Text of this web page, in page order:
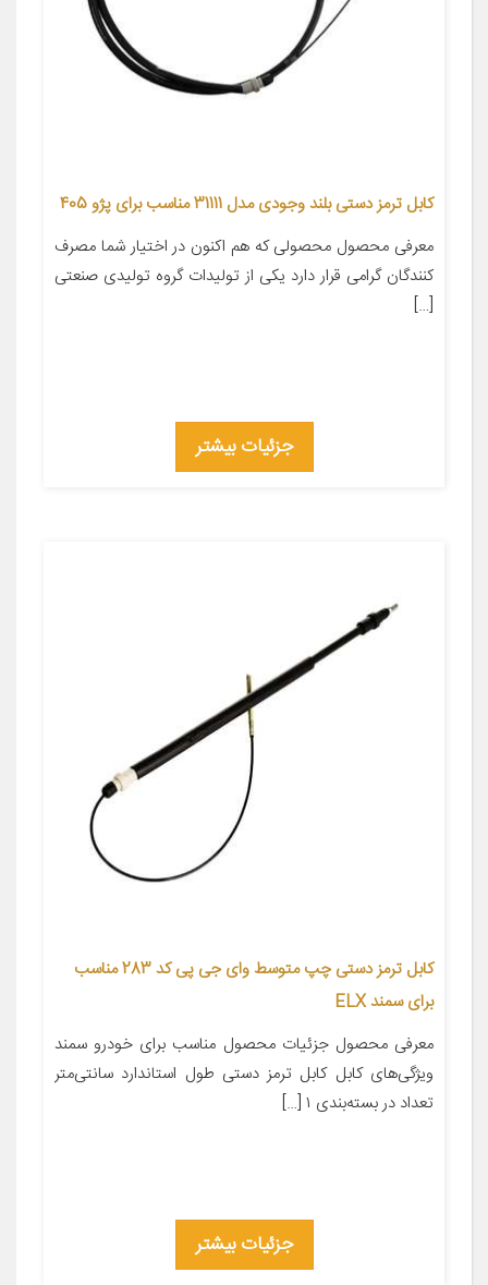
کابل ترمز دستی بلند وجودی مدل 31111 مناسب برای پژو 405
معرفی محصول محصولی که هم اکنون در اختیار شما مصرف
کنندگان گرامی قرار دارد یکی از تولیدات گروه تولیدی صنعتی
[…]
جزئیات بیشتر
کابل ترمز دستی چپ متوسط وای جی پی کد 283 مناسب
برای سمند ELX
معرفی محصول جزئیات محصول مناسب برای خودرو سمند
ویژگی‌های کابل کابل ترمز دستی طول استاندارد سانتی‌متر
تعداد در بسته‌بندی ۱ […]
جزئیات بیشتر